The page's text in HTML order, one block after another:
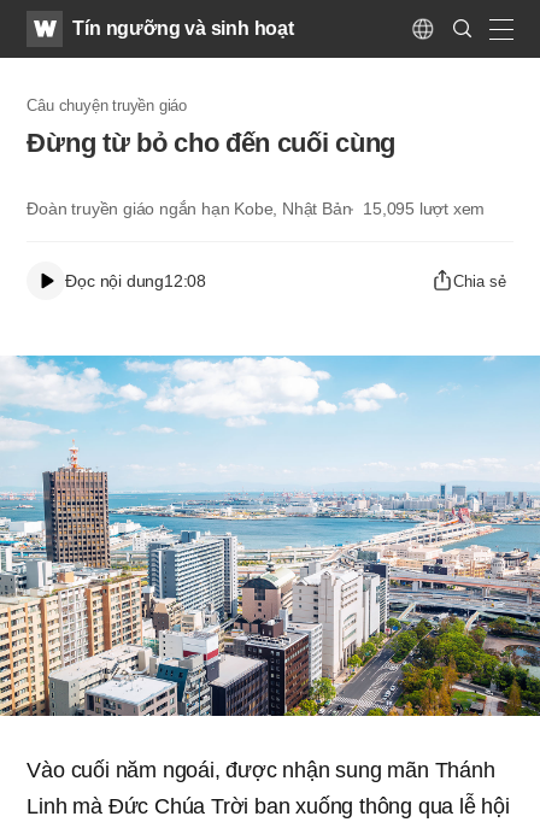
WATVTín ngưỡng và sinh hoạt
Language
Search
Submit
Câu chuyện truyền giáo
Đừng từ bỏ cho đến cuối cùng
Đoàn truyền giáo ngắn hạn Kobe, Nhật Bản 15,095 lượt xem
Đọc nội dung12:08 Chia sẻ
Vào cuối năm ngoái, được nhận sung mãn Thánh
Linh mà Đức Chúa Trời ban xuống thông qua lễ hội